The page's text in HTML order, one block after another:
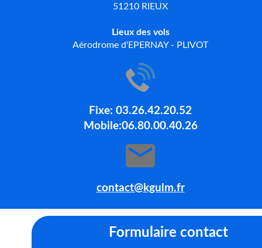
51210 RIEUX
Lieux des vols
Aérodrome d'EPERNAY - PLIVOT
Fixe: 03.26.42.20.52
Mobile:06.80.00.40.26
contact@kgulm.fr
Formulaire contact